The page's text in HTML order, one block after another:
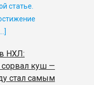
статье.
НХЛ:
куш —
стал самым